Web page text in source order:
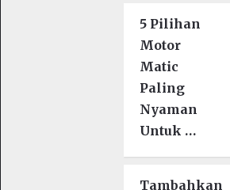
5 Pilihan
Motor
Matic
Paling
Nyaman
Untuk …
Tambahkan